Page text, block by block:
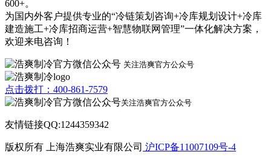
600+。
为国内外客户提供专业的“冷链策划咨询+冷库规划设计+冷库
建造施工+冷库招商运营+智慧物联网管理”一体化解决方案，
欢迎来电咨询！
关注浩爽官方公众号
点击拨打：400-861-7579
关注浩爽官方公众号
友情链接QQ:1244359342
版权所有 上海浩爽实业有限公司 沪ICP备11007109号-4